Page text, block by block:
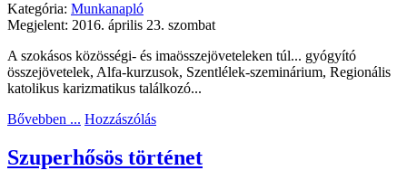
Kategória: Munkanapló
Megjelent: 2016. április 23. szombat
A szokásos közösségi- és imaösszejöveteleken túl... gyógyító
összejövetelek, Alfa-kurzusok, Szentlélek-szeminárium, Regionális
katolikus karizmatikus találkozó...
Bővebben ... Hozzászólás
Szuperhősös történet